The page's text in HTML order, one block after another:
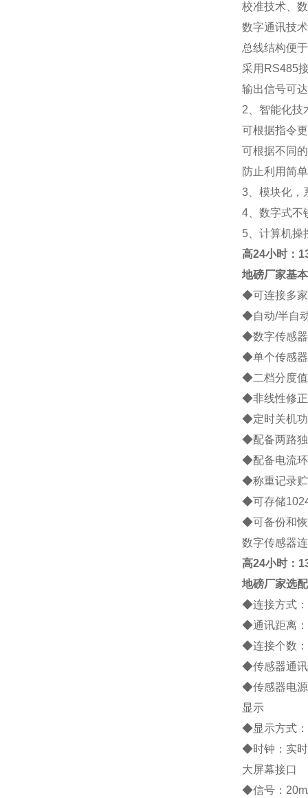
校准技术、
数字通讯技术
总线结构便
采用 RS485
输出信号可达
2 、智能化技
可根据指令
可根据不同
防止利用简
3、模块化，
4、数字式不
5、计算机操
高24小时：
地磅厂家基
◆可连接多
◆自动/半自
◆数字传感
◆单个传感
◆二档分度
◆非线性修
◆定时关机
◆配备两路
◆配备电流
◆称重记录
◆可存储
◆可备份和
数字传感器
高24小时：
地磅厂家选
◆连接方式：
◆通讯距离
◆连接个数：
◆传感器通
◆传感器电
显示
◆显示方式：
◆时钟：实
大屏幕接口
◆信号：